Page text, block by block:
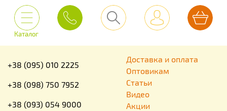
Каталог
+38 (095) 010 2225
+38 (098) 750 7952
+38 (093) 054 9000
Доставка и оплата
Оптовикам
Статьи
Видео
Акции